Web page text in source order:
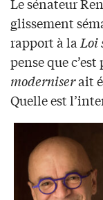
glissement
rapport à la Loi
pense que
moderniserait
Quelle est